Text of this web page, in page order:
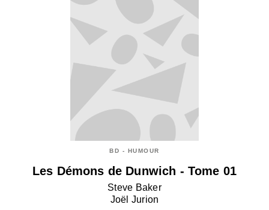
BD - HUMOUR
Les Démons de Dunwich - Tome 01
Steve Baker
Joël Jurion